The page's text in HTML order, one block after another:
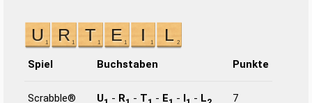
Spiel Buchstaben Punkte
Scrabble® U - R - T - E - I - L 7